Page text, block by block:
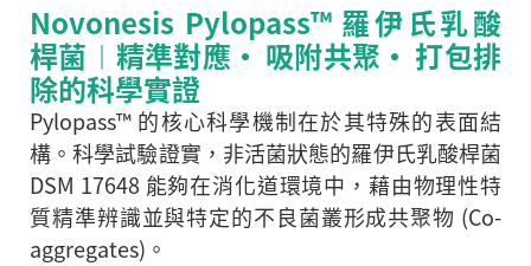
Novonesis Pylopass™ 羅伊氏乳酸
桿菌︱精準對應‧ 吸附共聚‧ 打包排
除的科學實證
Pylopass™ 的核心科學機制在於其特殊的表面結
構。科學試驗證實，非活菌狀態的羅伊氏乳酸桿菌
DSM 17648 能夠在消化道環境中，藉由物理性特
質精準辨識並與特定的不良菌叢形成共聚物 (Co-
aggregates)。